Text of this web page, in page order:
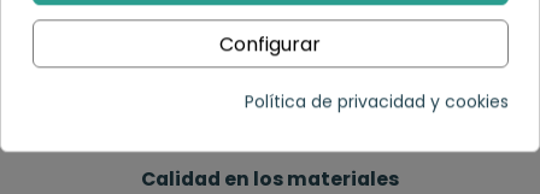
Calidad en los materiales
Configurar
Política de privacidad y cookies